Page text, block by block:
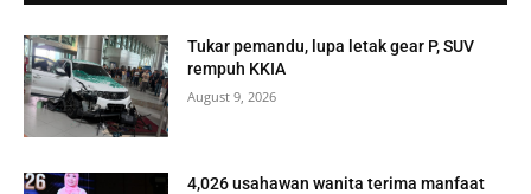
Tukar pemandu, lupa letak gear P, SUV
rempuh KKIA
August 9, 2026
4,026 usahawan wanita terima manfaat